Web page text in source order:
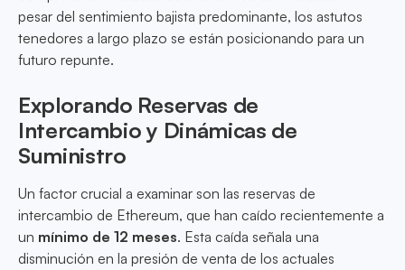
pesar del sentimiento bajista predominante, los astutos
tenedores a largo plazo se están posicionando para un
futuro repunte.
Explorando Reservas de
Intercambio y Dinámicas de
Suministro
Un factor crucial a examinar son las reservas de
intercambio de Ethereum, que han caído recientemente a
un mínimo de 12 meses. Esta caída señala una
disminución en la presión de venta de los actuales